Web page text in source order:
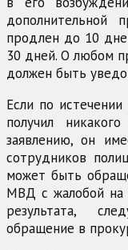
дополнительной
продлен до 10
30 дней. О любом
должен быть
Если по истечении
получил
заявлению, он
сотрудников
может быть
МВД с жалобой на
результата,
обращение в